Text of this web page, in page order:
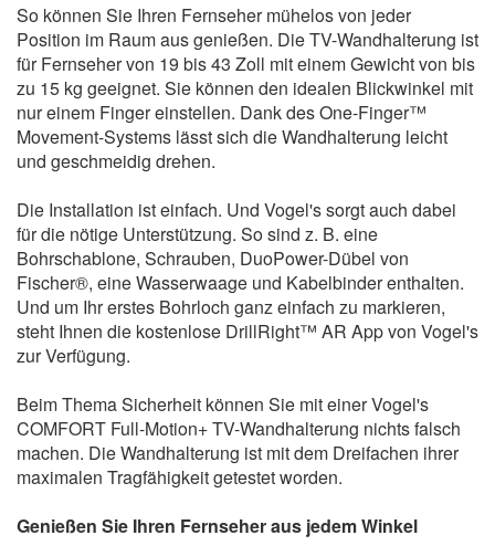
So können Sie Ihren Fernseher mühelos von jeder
Position im Raum aus genießen. Die TV-Wandhalterung ist
für Fernseher von 19 bis 43 Zoll mit einem Gewicht von bis
zu 15 kg geeignet. Sie können den idealen Blickwinkel mit
nur einem Finger einstellen. Dank des One-Finger™
Movement-Systems lässt sich die Wandhalterung leicht
und geschmeidig drehen.
Die Installation ist einfach. Und Vogel's sorgt auch dabei
für die nötige Unterstützung. So sind z. B. eine
Bohrschablone, Schrauben, DuoPower-Dübel von
Fischer®, eine Wasserwaage und Kabelbinder enthalten.
Und um Ihr erstes Bohrloch ganz einfach zu markieren,
steht Ihnen die kostenlose DrillRight™ AR App von Vogel's
zur Verfügung.
Beim Thema Sicherheit können Sie mit einer Vogel's
COMFORT Full-Motion+ TV-Wandhalterung nichts falsch
machen. Die Wandhalterung ist mit dem Dreifachen ihrer
maximalen Tragfähigkeit getestet worden.
Genießen Sie Ihren Fernseher aus jedem Winkel